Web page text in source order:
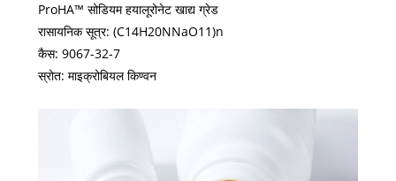
ProHA™ सोडियम हयालूरोनेट खाद्य ग्रेड
रासायनिक सूत्र: (C14H20NNaO11)n
कैस: 9067-32-7
स्रोत: माइक्रोबियल किण्वन